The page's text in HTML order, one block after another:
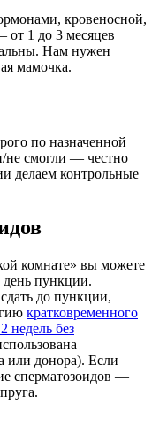
кровеносной,
1 до 3 месяцев
Нам нужен
мамочка.
по назначенной
не смогли — честно
делаем контрольные
комнате» вы можете
день пункции.
до пункции,
кратковременного
недель без
или донора). Если
сперматозоидов —